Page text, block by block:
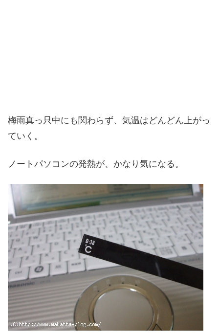
梅雨真っ只中にも関わらず、気温はどんどん上がっ
ていく。
ノートパソコンの発熱が、かなり気になる。